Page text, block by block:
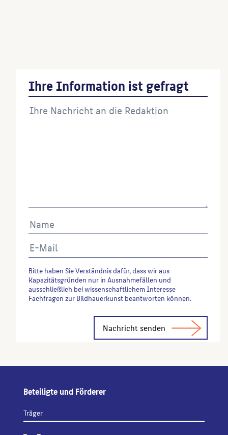
Ihre Information ist gefragt
Bitte haben Sie Verständnis dafür, dass wir aus
Kapazitätsgründen nur in Ausnahmefällen und
ausschließlich bei wissenschaftlichem Interesse
Fachfragen zur Bildhauerkunst beantworten können.
Beteiligte und Förderer
Träger